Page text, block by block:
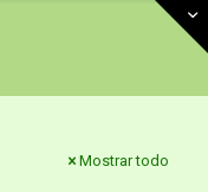
Mostrar todo